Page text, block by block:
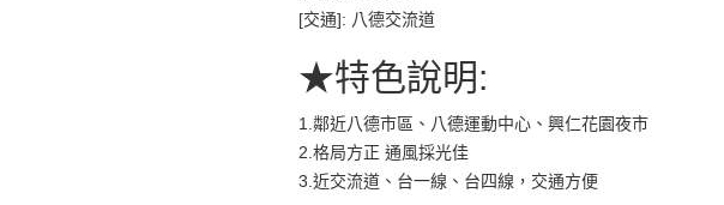
[交通]: 八德交流道
★特色說明:
1.鄰近八德市區、八德運動中心、興仁花園夜市
2.格局方正 通風採光佳
3.近交流道、台一線、台四線，交通方便